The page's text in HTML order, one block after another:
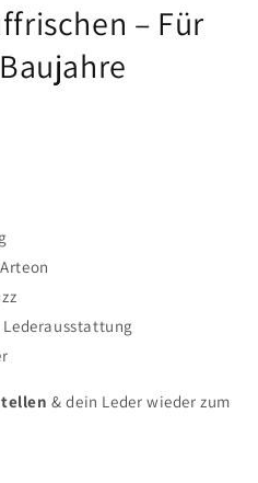
– Für
& dein Leder wieder zum